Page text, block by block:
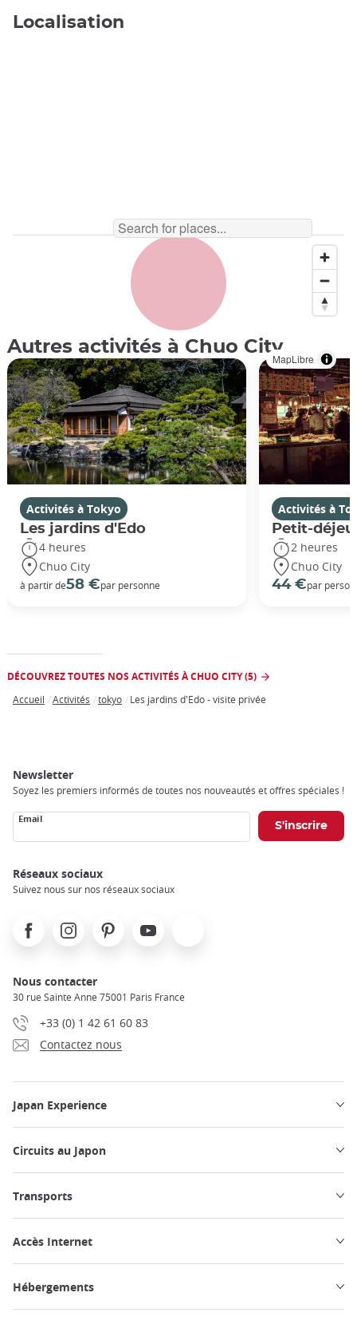
Localisation
MapLibre
Autres activités à Chuo City
Activités à Tokyo
Les jardins d'Edo
4 heures
Chuo City
à partir de58 €par personne
Activités à
Petit-
2 heures
Chuo City
44 €par
DÉCOUVREZ TOUTES NOS ACTIVITÉS À CHUO CITY (5)
Accueil Activités tokyo Les jardins d'Edo - visite privée
Newsletter
Soyez les premiers informés de toutes nos nouveautés et offres spéciales !
Email
Réseaux sociaux
Suivez nous sur nos réseaux sociaux
FacebookInstagramPinterest Youtube
Nous contacter
30 rue Sainte Anne 75001 Paris France
+33 (0) 1 42 61 60 83
Contactez nous
Japan Experience
Circuits au Japon
Transports
Accès Internet
Hébergements